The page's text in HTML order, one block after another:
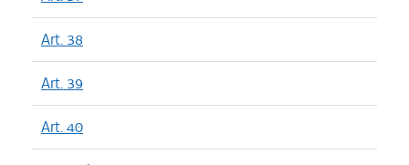
Art. 38
Art. 39
Art. 40